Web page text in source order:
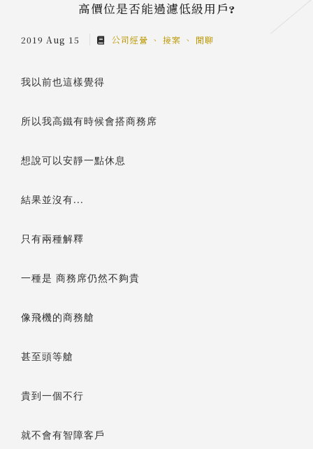
高價位是否能過濾低級用戶?
2019 Aug 15 公司經營 接案 閒聊
我以前也這樣覺得
所以我高鐵有時候會搭商務席
想說可以安靜一點休息
結果並沒有...
只有兩種解釋
一種是 商務席仍然不夠貴
像飛機的商務艙
甚至頭等艙
貴到一個不行
就不會有智障客戶